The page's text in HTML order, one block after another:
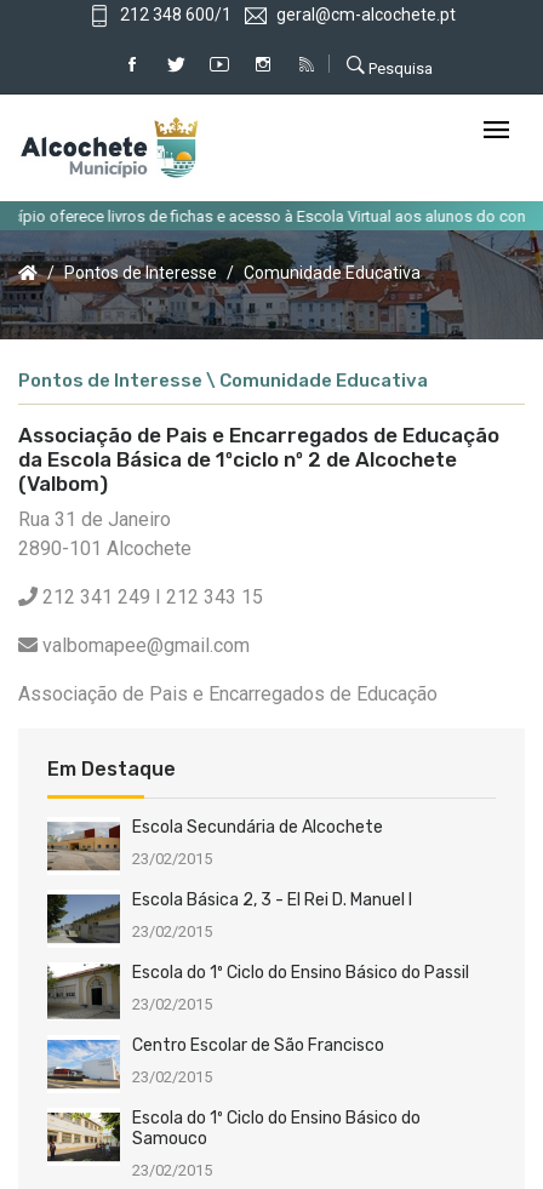
212 348 600/1 geral@cm-alcochete.pt
Pesquisa
oferece livros de fichas e acesso à Escola Virtual aos alunos do concelho
Pontos de Interesse Comunidade Educativa
Pontos de Interesse \ Comunidade Educativa
Associação de Pais e Encarregados de Educação
da Escola Básica de 1ºciclo nº 2 de Alcochete
(Valbom)
Rua 31 de Janeiro
2890-101 Alcochete
212 341 249 I 212 343 15
valbomapee@gmail.com
Associação de Pais e Encarregados de Educação
Em Destaque
Escola Secundária de Alcochete
23/02/2015
Escola Básica 2, 3 - El Rei D. Manuel I
23/02/2015
Escola do 1º Ciclo do Ensino Básico do Passil
23/02/2015
Centro Escolar de São Francisco
23/02/2015
Escola do 1º Ciclo do Ensino Básico do
Samouco
23/02/2015